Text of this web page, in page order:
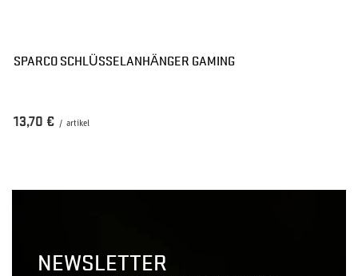
SPARCO SCHLÜSSELANHÄNGER GAMING
13,70 € / artikel
NEWSLETTER